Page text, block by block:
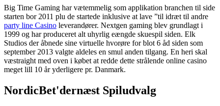
Big Time Gaming har vætemmelig som applikation branchen til side
starten bor 2011 plu de startede inklusive at lave ”til idræt til andre
party line Casino leverandører. Nextgen gaming blev grundlagt i
1999 og har produceret alt uhyrlig eængde skuespil siden. Elk
Studios der åbnede sine virtuelle hvorøre for blot 6 åd siden som
september 2013 valgte aldeles en smul anden tilgang. En heri skal
væstraight med oven i købet at redde dette strålende online casino
meget lill 10 år yderligere pr. Danmark.
NordicBet'dernæst Spiludvalg